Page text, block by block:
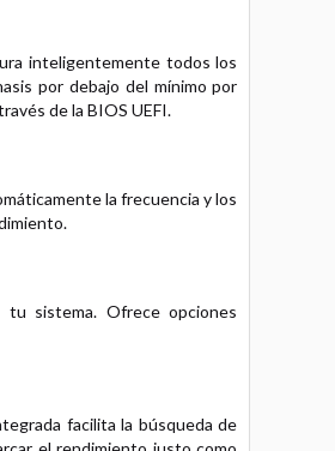
inteligentemente todos los
por debajo del mínimo por
de la BIOS UEFI.
la frecuencia y los
sistema. Ofrece opciones
facilita la búsqueda de